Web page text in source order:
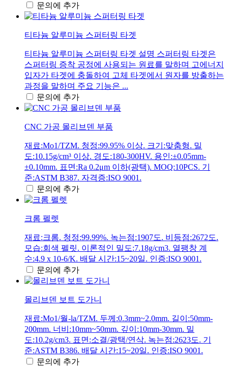
문의에 추가
티타늄 알루미늄 스퍼터링 타겟
티타늄 알루미늄 스퍼터링 타겟 설명 스퍼터링 타겟은
스퍼터링 증착 공정에 사용되는 원료를 말하며 고에너지
입자가 타겟에 충돌하여 고체 타겟에서 원자를 방출하는
과정을 말하며 주요 기능은 ...
문의에 추가
CNC 가공 몰리브덴 부품
재료:Mo1/TZM. 청정:99.95% 이상. 크기:맞춤형. 밀
도:10.15g/cm³ 이상. 경도:180-300HV. 용인:±0.05mm-
±0.10mm. 표면:Ra 0.2μm 이하(광택). MOQ:10PCS. 기
준:ASTM B387. 자격증:ISO 9001.
문의에 추가
크롬 펠렛
재료:크롬. 청정:99.99%. 녹는점:1907도. 비등점:2672도.
모습:회색 펠릿. 이론적인 밀도:7.18g/cm3. 열팽창 계
수:4.9 x 10-6/K. 배달 시간:15~20일. 인증:ISO 9001.
문의에 추가
몰리브덴 보트 도가니
재료:Mo1/월-la/TZM. 두께:0.3mm~2.0mm. 길이:50mm-
200mm. 너비:10mm~50mm. 깊이:10mm-30mm. 밀
도:10.2g/cm3. 표면:소결/광택/연삭. 녹는점:2623도. 기
준:ASTM B386. 배달 시간:15~20일. 인증:ISO 9001.
문의에 추가